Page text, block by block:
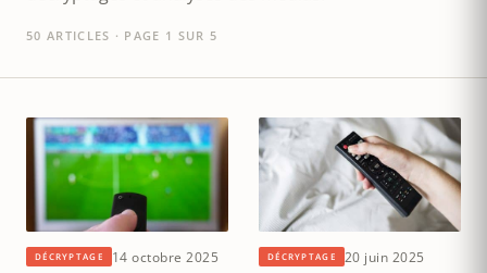
50 ARTICLES · PAGE 1 SUR 5
DÉCRYPTAGE 14 octobre 2025 DÉCRYPTAGE 20 juin 2025